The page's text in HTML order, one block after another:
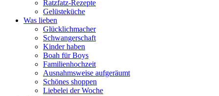
Ratzfatz-Rezepte
Gelüsteküche
Was lieben
Glücklichmacher
Schwangerschaft
Kinder haben
Boah für Boys
Familienhochzeit
Ausnahmsweise aufgeräumt
Schönes shoppen
Liebelei der Woche